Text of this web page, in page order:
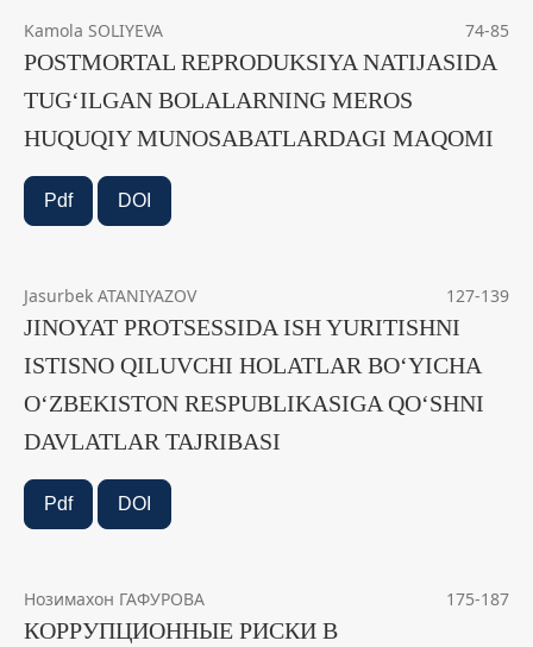
Kamola SOLIYEVA 74-85
POSTMORTAL REPRODUKSIYA NATIJASIDA
TUG‘ILGAN BOLALARNING MEROS
HUQUQIY MUNOSABATLARDAGI MAQOMI
Pdf DOI
Jasurbek ATANIYAZOV 127-139
JINOYAT PROTSESSIDA ISH YURITISHNI
ISTISNO QILUVCHI HOLATLAR BO‘YICHA
O‘ZBEKISTON RESPUBLIKASIGA QO‘SHNI
DAVLATLAR TAJRIBASI
Pdf DOI
Нозимахон ГАФУРОВА 175-187
КОРРУПЦИОННЫЕ РИСКИ В